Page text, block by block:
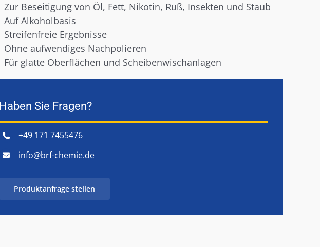
Zur Beseitigung von Öl, Fett, Nikotin, Ruß, Insekten und Staub
Auf Alkoholbasis
Streifenfreie Ergebnisse
Ohne aufwendiges Nachpolieren
Für glatte Oberflächen und Scheibenwischanlagen
Haben Sie Fragen?
+49 171 7455476
info@brf-chemie.de
Produktanfrage stellen